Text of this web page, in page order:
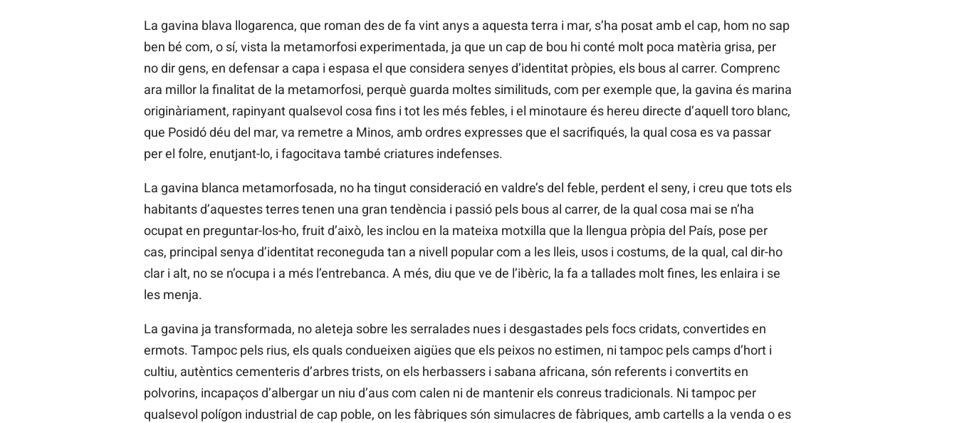
La gavina blava llogarenca, que roman des de fa vint anys a aquesta terra i mar, s’ha posat amb el cap, hom no sap
ben bé com, o sí, vista la metamorfosi experimentada, ja que un cap de bou hi conté molt poca matèria grisa, per
no dir gens, en defensar a capa i espasa el que considera senyes d’identitat pròpies, els bous al carrer. Comprenc
ara millor la finalitat de la metamorfosi, perquè guarda moltes similituds, com per exemple que, la gavina és marina
originàriament, rapinyant qualsevol cosa fins i tot les més febles, i el minotaure és hereu directe d’aquell toro blanc,
que Posidó déu del mar, va remetre a Minos, amb ordres expresses que el sacrifiqués, la qual cosa es va passar
per el folre, enutjant-lo, i fagocitava també criatures indefenses.
La gavina blanca metamorfosada, no ha tingut consideració en valdre’s del feble, perdent el seny, i creu que tots els
habitants d’aquestes terres tenen una gran tendència i passió pels bous al carrer, de la qual cosa mai se n’ha
ocupat en preguntar-los-ho, fruit d’això, les inclou en la mateixa motxilla que la llengua pròpia del País, pose per
cas, principal senya d’identitat reconeguda tan a nivell popular com a les lleis, usos i costums, de la qual, cal dir-ho
clar i alt, no se n’ocupa i a més l’entrebanca. A més, diu que ve de l’ibèric, la fa a tallades molt fines, les enlaira i se
les menja.
La gavina ja transformada, no aleteja sobre les serralades nues i desgastades pels focs cridats, convertides en
ermots. Tampoc pels rius, els quals condueixen aigües que els peixos no estimen, ni tampoc pels camps d’hort i
cultiu, autèntics cementeris d’arbres trists, on els herbassers i sabana africana, són referents i convertits en
polvorins, incapaços d’albergar un niu d’aus com calen ni de mantenir els conreus tradicionals. Ni tampoc per
qualsevol polígon industrial de cap poble, on les fàbriques són simulacres de fàbriques, amb cartells a la venda o es